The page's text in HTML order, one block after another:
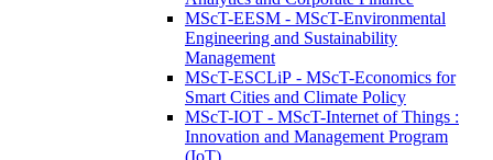
MScT-EESM - MScT-Environmental
Engineering and Sustainability
Management
MScT-ESCLiP - MScT-Economics for
Smart Cities and Climate Policy
MScT-IOT - MScT-Internet of Things :
Innovation and Management Program
(IoT)